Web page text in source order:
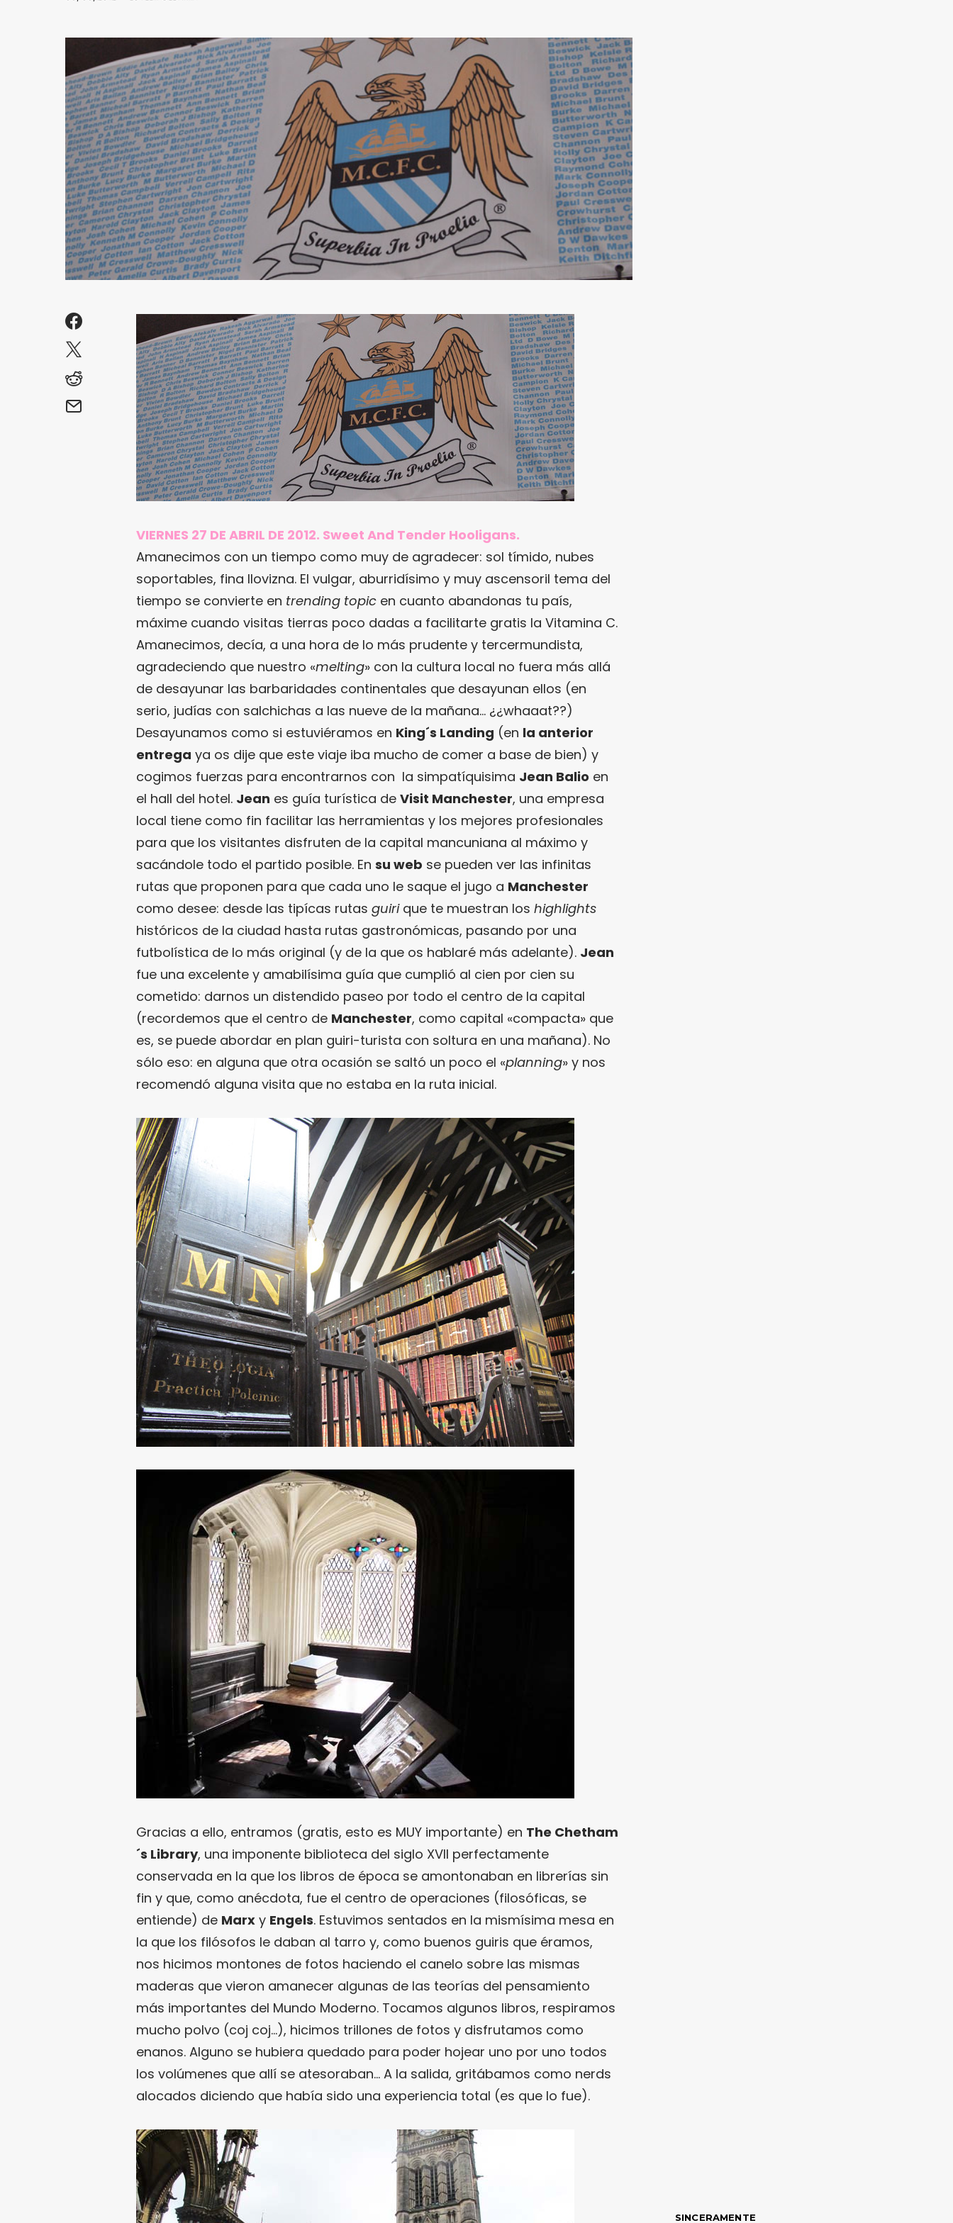
VIERNES 27 DE ABRIL DE 2012. Sweet And Tender Hooligans.
Amanecimos con un tiempo como muy de agradecer: sol tímido, nubes
soportables, fina llovizna. El vulgar, aburridísimo y muy ascensoril tema del
tiempo se convierte en trending topic en cuanto abandonas tu país,
máxime cuando visitas tierras poco dadas a facilitarte gratis la Vitamina C.
Amanecimos, decía, a una hora de lo más prudente y tercermundista,
agradeciendo que nuestro «melting» con la cultura local no fuera más allá
de desayunar las barbaridades continentales que desayunan ellos (en
serio, judías con salchichas a las nueve de la mañana… ¿¿whaaat??)
Desayunamos como si estuviéramos en King´s Landing (en la anterior
entrega ya os dije que este viaje iba mucho de comer a base de bien) y
cogimos fuerzas para encontrarnos con la simpatíquisima Jean Balio en
el hall del hotel. Jean es guía turística de Visit Manchester, una empresa
local tiene como fin facilitar las herramientas y los mejores profesionales
para que los visitantes disfruten de la capital mancuniana al máximo y
sacándole todo el partido posible. En su web se pueden ver las infinitas
rutas que proponen para que cada uno le saque el jugo a Manchester
como desee: desde las tipícas rutas guirique te muestran los highlights
históricos de la ciudad hasta rutas gastronómicas, pasando por una
futbolística de lo más original (y de la que os hablaré más adelante). Jean
fue una excelente y amabilísima guía que cumplió al cien por cien su
cometido: darnos un distendido paseo por todo el centro de la capital
(recordemos que el centro de Manchester, como capital «compacta» que
es, se puede abordar en plan guiri-turista con soltura en una mañana). No
sólo eso: en alguna que otra ocasión se saltó un poco el «planning» y nos
recomendó alguna visita que no estaba en la ruta inicial.
Gracias a ello, entramos (gratis, esto es MUY importante) en The Chetham
´s Library, una imponente biblioteca del siglo XVII perfectamente
conservada en la que los libros de época se amontonaban en librerías sin
fin y que, como anécdota, fue el centro de operaciones (filosóficas, se
entiende) de Marx y Engels. Estuvimos sentados en la mismísima mesa en
la que los filósofos le daban al tarro y, como buenos guiris que éramos,
nos hicimos montones de fotos haciendo el canelo sobre las mismas
maderas que vieron amanecer algunas de las teorías del pensamiento
más importantes del Mundo Moderno. Tocamos algunos libros, respiramos
mucho polvo (coj coj…), hicimos trillones de fotos y disfrutamos como
enanos. Alguno se hubiera quedado para poder hojear uno por uno todos
los volúmenes que allí se atesoraban… A la salida, gritábamos como nerds
alocados diciendo que había sido una experiencia total (es que lo fue).
SINCERAMENTE